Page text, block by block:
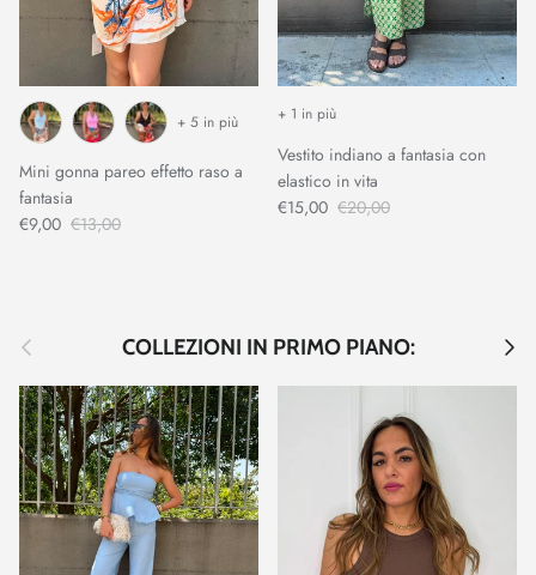
Mini gonna pareo effetto raso a
fantasia
€9,00 €13,00
+ 5 in più
Vestito indiano a fantasia con
elastico in vita
€15,00 €20,00
+ 1 in più
Indietro COLLEZIONI IN PRIMO PIANO: